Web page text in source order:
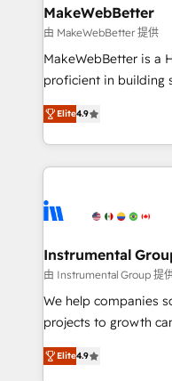
scale. 🏆 HubSpot’s CEO called us “the partner of the
future.” Others
measurable impact.
MakeWebBetter
由 MakeWebBetter 提供
MakeWebBetter is a
proficient in building
operational efficiency
growing tech-enabler
hands you the blend
eminent solutions &
Elite Partners with
Premier Partner 2023
Won HubSpot Theme
HubSpot Rising Star Why us? Harnessing the full
potential of the powerful
HubSpot experience
Elite4.9
Instrumental
由 Instrumental Group 提
We help companies
projects to growth
Hire an agency that's
HubSpot and willing
Elite4.9